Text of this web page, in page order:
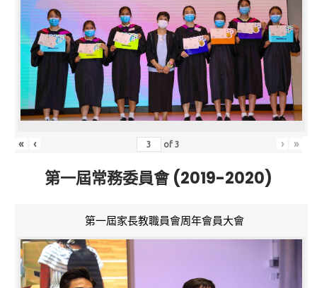
« ‹ of3 › »
第一屆常務委員會 (2019-2020)
第一屆家長教職員會周年會員大會